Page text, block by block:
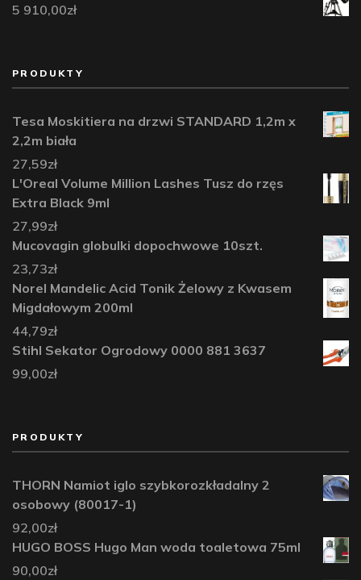
5 910,00zł
PRODUKTY
Tesa Moskitiera na drzwi STANDARD 1,2m x
2,2m biała
27,59zł
L'Oreal Volume Million Lashes Tusz do rzęs
Extra Black 9ml
27,99zł
Mucovagin globulki dopochwowe 10szt.
23,73zł
Norel Mandelic Acid Tonik Żelowy z Kwasem
Migdałowym 200ml
44,79zł
Stihl Sekator Ogrodowy 0000 881 3637
99,00zł
PRODUKTY
THORN Namiot iglo szybkorozkładalny 2
osobowy (80017-1)
92,00zł
HUGO BOSS Hugo Man woda toaletowa 75ml
90,00zł